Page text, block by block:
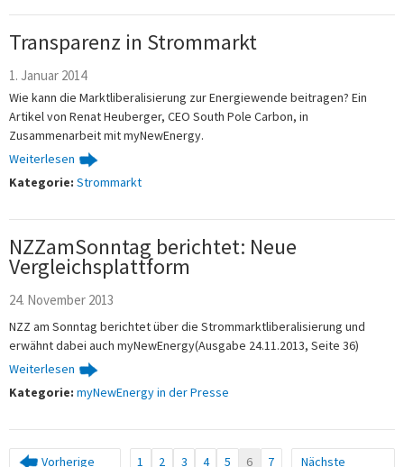
Transparenz in Strommarkt
1. Januar 2014
Wie kann die Marktliberalisierung zur Energiewende beitragen? Ein
Artikel von Renat Heuberger, CEO South Pole Carbon, in
Zusammenarbeit mit myNewEnergy.
Weiterlesen
Kategorie: Strommarkt
NZZamSonntag berichtet: Neue
Vergleichsplattform
24. November 2013
NZZ am Sonntag berichtet über die Strommarktliberalisierung und
erwähnt dabei auch myNewEnergy(Ausgabe 24.11.2013, Seite 36)
Weiterlesen
Kategorie: myNewEnergy in der Presse
Vorherige 1 2 3 4 5 6 7 Nächste